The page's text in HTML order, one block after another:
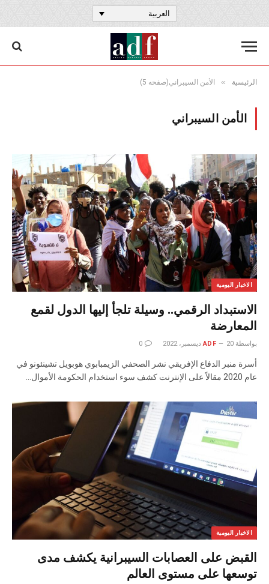
العربية
الرئيسية » الأمن السيبراني(صفحه 5)
الأمن السيبراني
الاخبار اليومية
الاستبداد الرقمي.. وسيلة تلجأ إليها الدول لقمع
المعارضة
بواسطة ADF 20 ديسمبر، 2022 0
أسرة منبر الدفاع الإفريقي نشر الصحفي الزيمبابوي هوبويل تشينئونو في
عام 2020 مقالاً على الإنترنت كشف سوء استخدام الحكومة الأموال…
الاخبار اليومية
القبض على العصابات السيبرانية يكشف مدى
توسعها على مستوى العالم